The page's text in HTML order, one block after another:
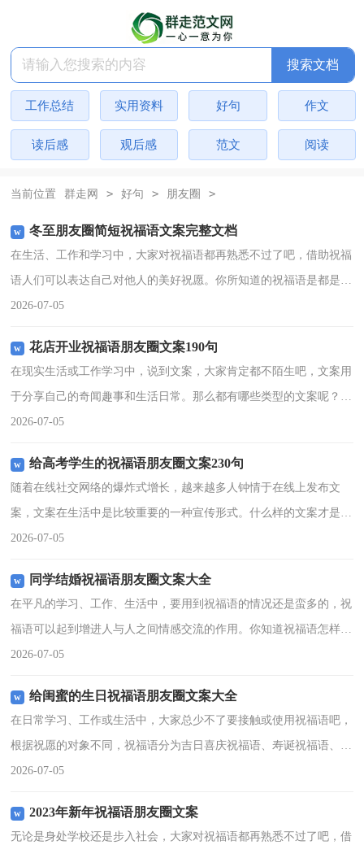
搜索文档
工作总结 实用资料 好句 作文
读后感 观后感 范文 阅读
当前位置 群走网 > 好句 > 朋友圈 >
冬至朋友圈简短祝福语文案完整文档
在生活、工作和学习中，大家对祝福语都再熟悉不过了吧，借助祝福
语人们可以表达自己对他人的美好祝愿。你所知道的祝福语是都是什
么样子的？以下是小编为大家整理的冬至朋友圈简短祝福语文案完整
2026-07-05
花店开业祝福语朋友圈文案190句
在现实生活或工作学习中，说到文案，大家肯定都不陌生吧，文案用
于分享自己的奇闻趣事和生活日常。那么都有哪些类型的文案呢？下
面是小编帮大家整理的花店开业祝福语朋友圈文案，仅供参考，欢迎
2026-07-05
给高考学生的祝福语朋友圈文案230句
随着在线社交网络的爆炸式增长，越来越多人钟情于在线上发布文
案，文案在生活中是比较重要的一种宣传形式。什么样的文案才是独
特的呢？下面是小编为大家收集的给高考学生的祝福语朋友圈文案，
2026-07-05
同学结婚祝福语朋友圈文案大全
在平凡的学习、工作、生活中，要用到祝福语的情况还是蛮多的，祝
福语可以起到增进人与人之间情感交流的作用。你知道祝福语怎样写
才合适吗？以下是小编收集整理的同学结婚祝福语朋友圈文案大全，
2026-07-05
给闺蜜的生日祝福语朋友圈文案大全
在日常学习、工作或生活中，大家总少不了要接触或使用祝福语吧，
根据祝愿的对象不同，祝福语分为吉日喜庆祝福语、寿诞祝福语、事
业祝福语、祝酒词等。你所见过的祝福语是什么样的呢？以下是小编
2026-07-05
2023年新年祝福语朋友圈文案
无论是身处学校还是步入社会，大家对祝福语都再熟悉不过了吧，借